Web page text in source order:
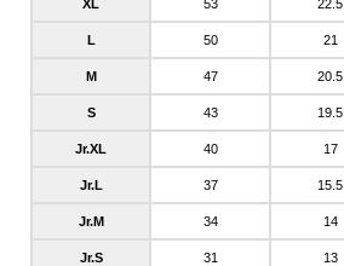
XL 53 22.5
L 50 21
M 47 20.5
S 43 19.5
Jr.XL 40 17
Jr.L 37 15.5
Jr.M 34 14
Jr.S 31 13